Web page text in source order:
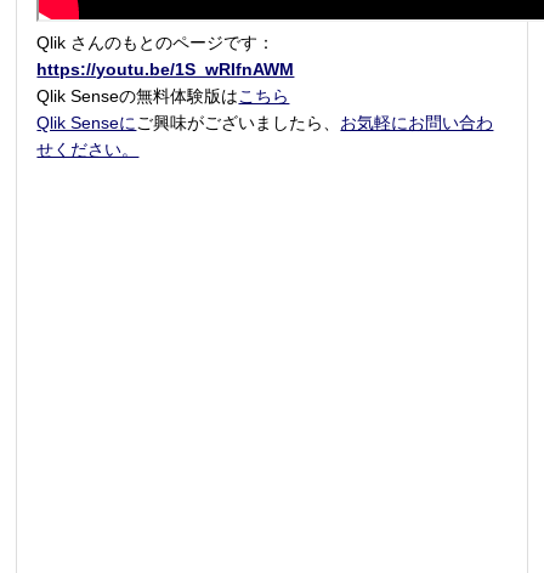
Qlik さんのもとのページです：
https://youtu.be/1S_wRIfnAWM
Qlik Senseの無料体験版はこちら
Qlik Senseに ご興味がございましたら、 お気軽にお問い合わ
せください。